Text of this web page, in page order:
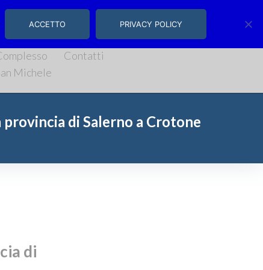
Michele
Contatti
di Salerno a Crotone
di
ACCETTO PRIVACY POLICY